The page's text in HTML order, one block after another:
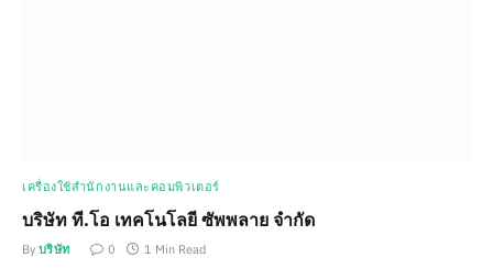
เครื่องใช้สำนักงานและคอมพิวเตอร์
บริษัท ที.โอ เทคโนโลยี ซัพพลาย จำกัด
By บริษัท 0 1 Min Read